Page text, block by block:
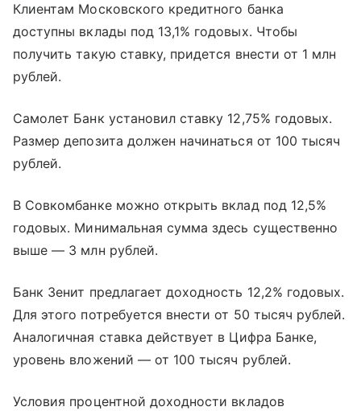
Клиентам Московского кредитного банка
доступны вклады под 13,1% годовых. Чтобы
получить такую ставку, придется внести от 1 млн
рублей.
Самолет Банк установил ставку 12,75% годовых.
Размер депозита должен начинаться от 100 тысяч
рублей.
В Совкомбанке можно открыть вклад под 12,5%
годовых. Минимальная сумма здесь существенно
выше — 3 млн рублей.
Банк Зенит предлагает доходность 12,2% годовых.
Для этого потребуется внести от 50 тысяч рублей.
Аналогичная ставка действует в Цифра Банке,
уровень вложений — от 100 тысяч рублей.
Условия процентной доходности вкладов